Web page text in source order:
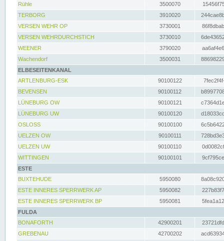
Rühle
3500070
TERBORG
3910020
VERSEN WEHR OP
3730001
VERSEN WEHRDURCHSTICH
3730010
WEENER
3790020
Wachendorf
3500031
ELBESEITENKANAL
ARTLENBURG-ESK
90100122
BEVENSEN
90100112
LÜNEBURG OW
90100121
LÜNEBURG UW
90100120
OSLOSS
90100100
UELZEN OW
90100111
UELZEN UW
90100110
WITTINGEN
90100101
ESTE
BUXTEHUDE
5950080
ESTE INNERES SPERRWERK AP
5950082
ESTE INNERES SPERRWERK BP
5950081
FULDA
BONAFORTH
42900201
GREBENAU
42700202